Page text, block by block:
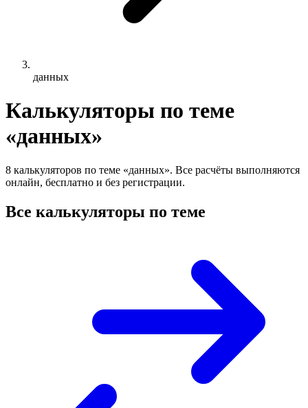
данных
Калькуляторы по теме
«данных»
8 калькуляторов по теме «данных». Все расчёты выполняются
онлайн, бесплатно и без регистрации.
Все калькуляторы по теме